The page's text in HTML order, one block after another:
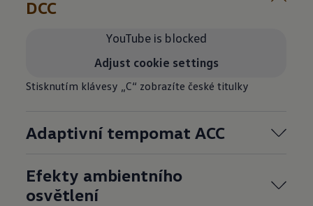
DCC
YouTube is blocked
Adjust cookie settings
Stisknutím klávesy „C“ zobrazíte české titulky
Adaptivní tempomat ACC
Efekty ambientního
osvětlení